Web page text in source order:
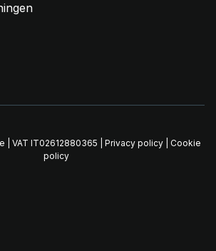
| VAT IT02612880365 | Privacy policy| Cookie
policy